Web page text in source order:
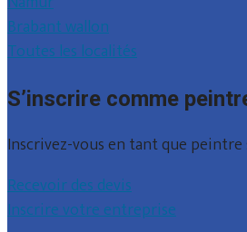
Brabant wallon
Toutes les localités
S’inscrire comme
Inscrivez-vous en tant que
Recevoir des devis
Inscrire votre entreprise